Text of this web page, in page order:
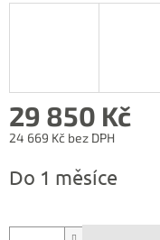
29 850 Kč
24 669 Kč bez DPH
cena:
Do 1 měsíce